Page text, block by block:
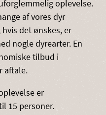
oplevelse.
af vores dyr
det ønskes, er
nogle dyrearter. En
tilbud i
aftale.
er
15 personer.